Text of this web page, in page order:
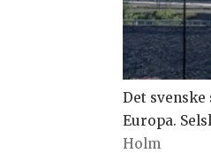
Det
Europa.
Holm